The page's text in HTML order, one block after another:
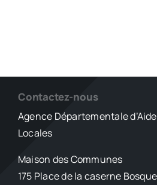
Contactez-nous
Agence Départementale
Locales
Maison des Communes
175 Place de la caserne